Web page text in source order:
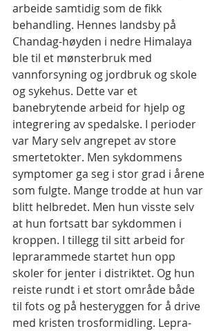
arbeide samtidig som de fikk
behandling. Hennes landsby på
Chandag-høyden i nedre Himalaya
ble til et mønsterbruk med
vannforsyning og jordbruk og skole
og sykehus. Dette var et
banebrytende arbeid for hjelp og
integrering av spedalske. I perioder
var Mary selv angrepet av store
smertetokter. Men sykdommens
symptomer ga seg i stor grad i årene
som fulgte. Mange trodde at hun var
blitt helbredet. Men hun visste selv
at hun fortsatt bar sykdommen i
kroppen. I tillegg til sitt arbeid for
leprarammede startet hun opp
skoler for jenter i distriktet. Og hun
reiste rundt i et stort område både
til fots og på hesteryggen for å drive
med kristen trosformidling. Lepra-